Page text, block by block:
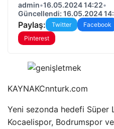
admin•16.05.2024 14:22•
Güncellendi: 16.05.2024
Paylaş: Twitter Facebook
Pinterest
KAYNAKCnnturk.com
Yeni sezonda hedefi Süper
Kocaelispor, Bodrumspor